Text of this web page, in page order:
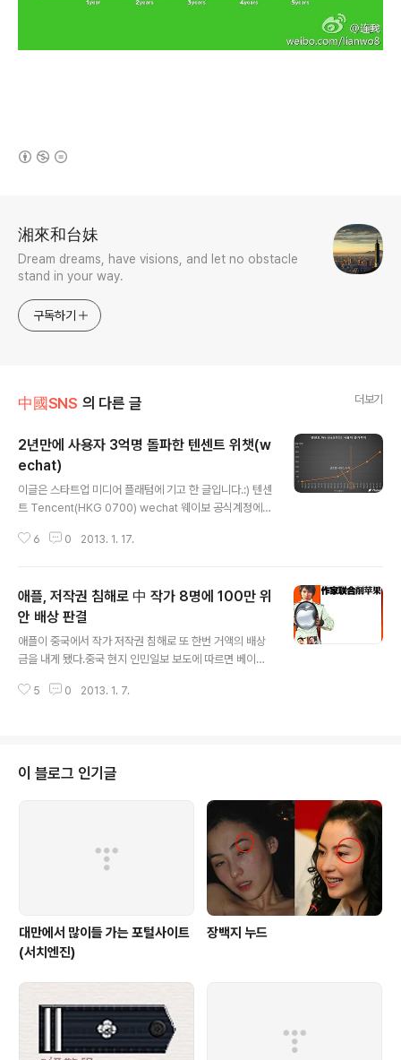
湘來和台妹
Dream dreams, have visions, and let no obstacle
stand in your way.
구독하기
中國SNS 의 다른 글 더보기
2년만에 사용자 3억명 돌파한 텐센트 위챗(w
echat)
이글은 스타트업 미디어 플래텀에 기고 한 글입니다.:) 텐센
트 Tencent(HKG 0700) wechat 웨이보 공식계정에서
가 3억명을 돌파했다고 공식적으로 발표했다.Whatsapp
을 확보했으며, 2012년 4월 글로벌로 진출하면서 페이스
북(facebook) 연동으로 좀 더 많은 사용자들을 확보해 나
가기 시작했다. 텐센트가 웨이신에 거는 가장 큰 기대는 많
은 가입자를 확보해 텐센트 글로벌 시장진출의 길을 확보
을 위챗(Wechat)으로 변경하고 지원언어를 영어로 전환
6 0 2013. 1. 17.
애플, 저작권 침해로 中 작가 8명에 100만 위
안 배상 판결
애플이 중국에서 작가 저작권 침해로 또 한번 거액의 배상
금을 내게 됐다.중국 현지 인민일보 보도에 따르면 베이징
사의 저작권을 허가 없이 온라인 버전으로 판매했다'라는
발견했으며 저작물이 대량으로 내려받아지면서 경제적으
로 큰 손실을 입었다고 주장했하며, 30일 동안 애플 앱스
토어에 사과문을 게재하고 1천378만위안(23억6천5백만
원)의 배상금을 낼 것을 요구했다. 이에 애플은 "저작권 문
제는 애플이 아닌 룩셈부르크에 위치한 자회사 '아이튠스
살(iTunes SARL)'에 있다"고 ..
5 0 2013. 1. 7.
이 블로그 인기글
대만에서 많이들 가는 포털사이트
(서치엔진)
장백지 누드